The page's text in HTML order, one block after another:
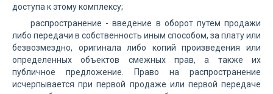
доступа к этому комплексу;
распространение - введение в оборот путем продажи
либо передачи в собственность иным способом, за плату или
безвозмездно, оригинала либо копий произведения или
определенных объектов смежных прав, а также их
публичное предложение. Право на распространение
исчерпывается при первой продаже или первой передаче